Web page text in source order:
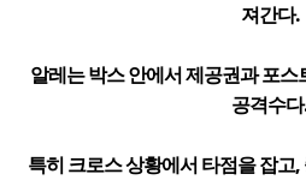
져간다.
알레는 박스 안에서 제공권과 포
공격수
특히 크로스 상황에서 타점을 잡고